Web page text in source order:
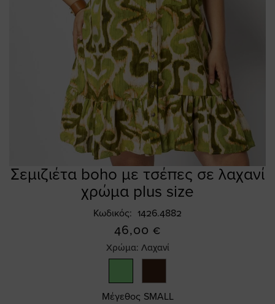
Σεμιζιέτα boho με τσέπες σε λαχανί
χρώμα plus size
Κωδικός 1426.4882
46,00 €
Χρώμα: Λαχανί
Μέγεθος SMALL
Skip